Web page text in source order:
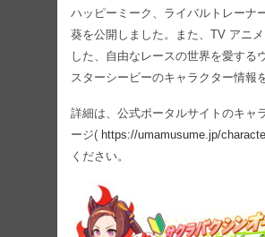
ハッピーミーク、ライバルトレーナ
葵を公開しました。また、TV アニ
した、自由なレースの世界を愛する
スターシービーのキャラクター情報
詳細は、公式ポータルサイトのキャ
ージ( https://umamusume.jp/
ください。